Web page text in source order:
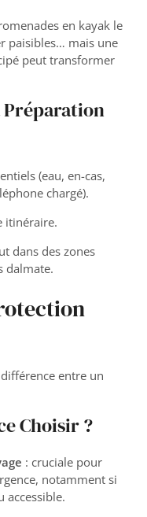
en kayak le
paisibles… mais une
peut transformer
Préparation
(eau, en-cas,
chargé).
itinéraire.
dans des zones
dalmate.
entre un
Choisir ?
: cruciale pour
notamment si
accessible.